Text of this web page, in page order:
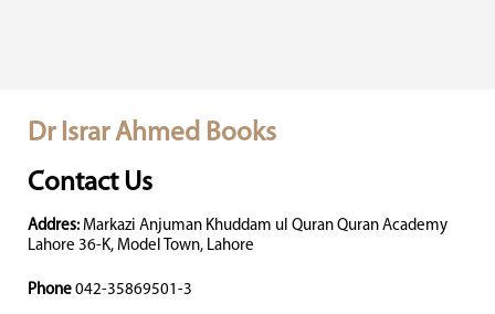
Dr Israr Ahmed Books
Contact Us
Addres: Markazi Anjuman Khuddam ul Quran Quran Academy
Lahore 36-K, Model Town, Lahore
Phone 042-35869501-3